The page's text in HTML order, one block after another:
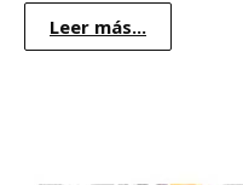
Leer más...